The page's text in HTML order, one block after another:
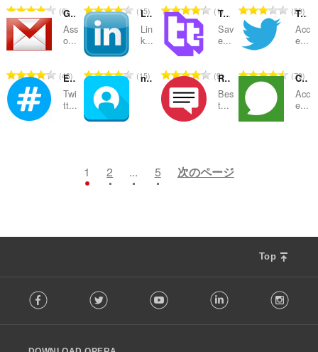
：
：
：
：
評
価
の
：
6
評
価
の
：
15
評
価
の
：
1
評
価
の
：
29
Gmail Compose
Ass
o...
評
価
の
46
LinkedIn™ Lite
Lin
k...
評15
Twitch Text Emotes - temotes
Sav
e...
評
価
の
9
Twitter Lite Sidebar (Unofficial)
Acc
e...
評
価
の
79
Easy Twitter™
Twi
tt...
netMeter - Marktest
総
Red Messenger for Youtube
Bes
t...
の
総
Chat and Meet for Hangouts
Acc
e...
1 2 ... 5 次のページ
Top
o Facebook Twitter Youtube LinkedIn